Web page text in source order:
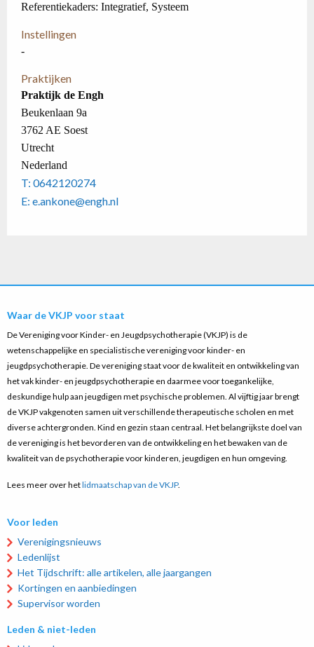
Referentiekaders: Integratief, Systeem
Instellingen
-
Praktijken
Praktijk de Engh
Beukenlaan 9a
3762 AE Soest
Utrecht
Nederland
T: 0642120274
E: e.ankone@engh.nl
Waar de VKJP voor staat
De Vereniging voor Kinder- en Jeugdpsychotherapie (VKJP) is de
wetenschappelijke en specialistische vereniging voor kinder- en
jeugdpsychotherapie. De vereniging staat voor de kwaliteit en ontwikkeling van
het vak kinder- en jeugdpsychotherapie en daarmee voor toegankelijke,
deskundige hulp aan jeugdigen met psychische problemen. Al vijftig jaar brengt
de VKJP vakgenoten samen uit verschillende therapeutische scholen en met
diverse achtergronden. Kind en gezin staan centraal. Het belangrijkste doel van
de vereniging is het bevorderen van de ontwikkeling en het bewaken van de
kwaliteit van de psychotherapie voor kinderen, jeugdigen en hun omgeving.
Lees meer over hetlidmaatschap van de VKJP.
Voor leden
Verenigingsnieuws
Ledenlijst
Het Tijdschrift: alle artikelen, alle jaargangen
Kortingen en aanbiedingen
Supervisor worden
Leden & niet-leden